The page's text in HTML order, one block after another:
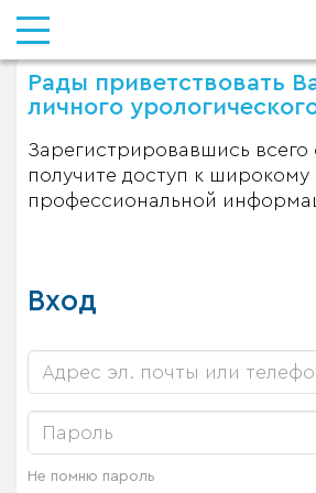
Рады приветствовать
личного
Зарегистрировавшись всего
получите доступ к широкому
профессиональной
Вход
Не помню пароль